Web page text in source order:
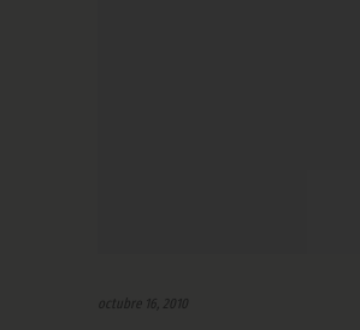
octubre 16, 2010